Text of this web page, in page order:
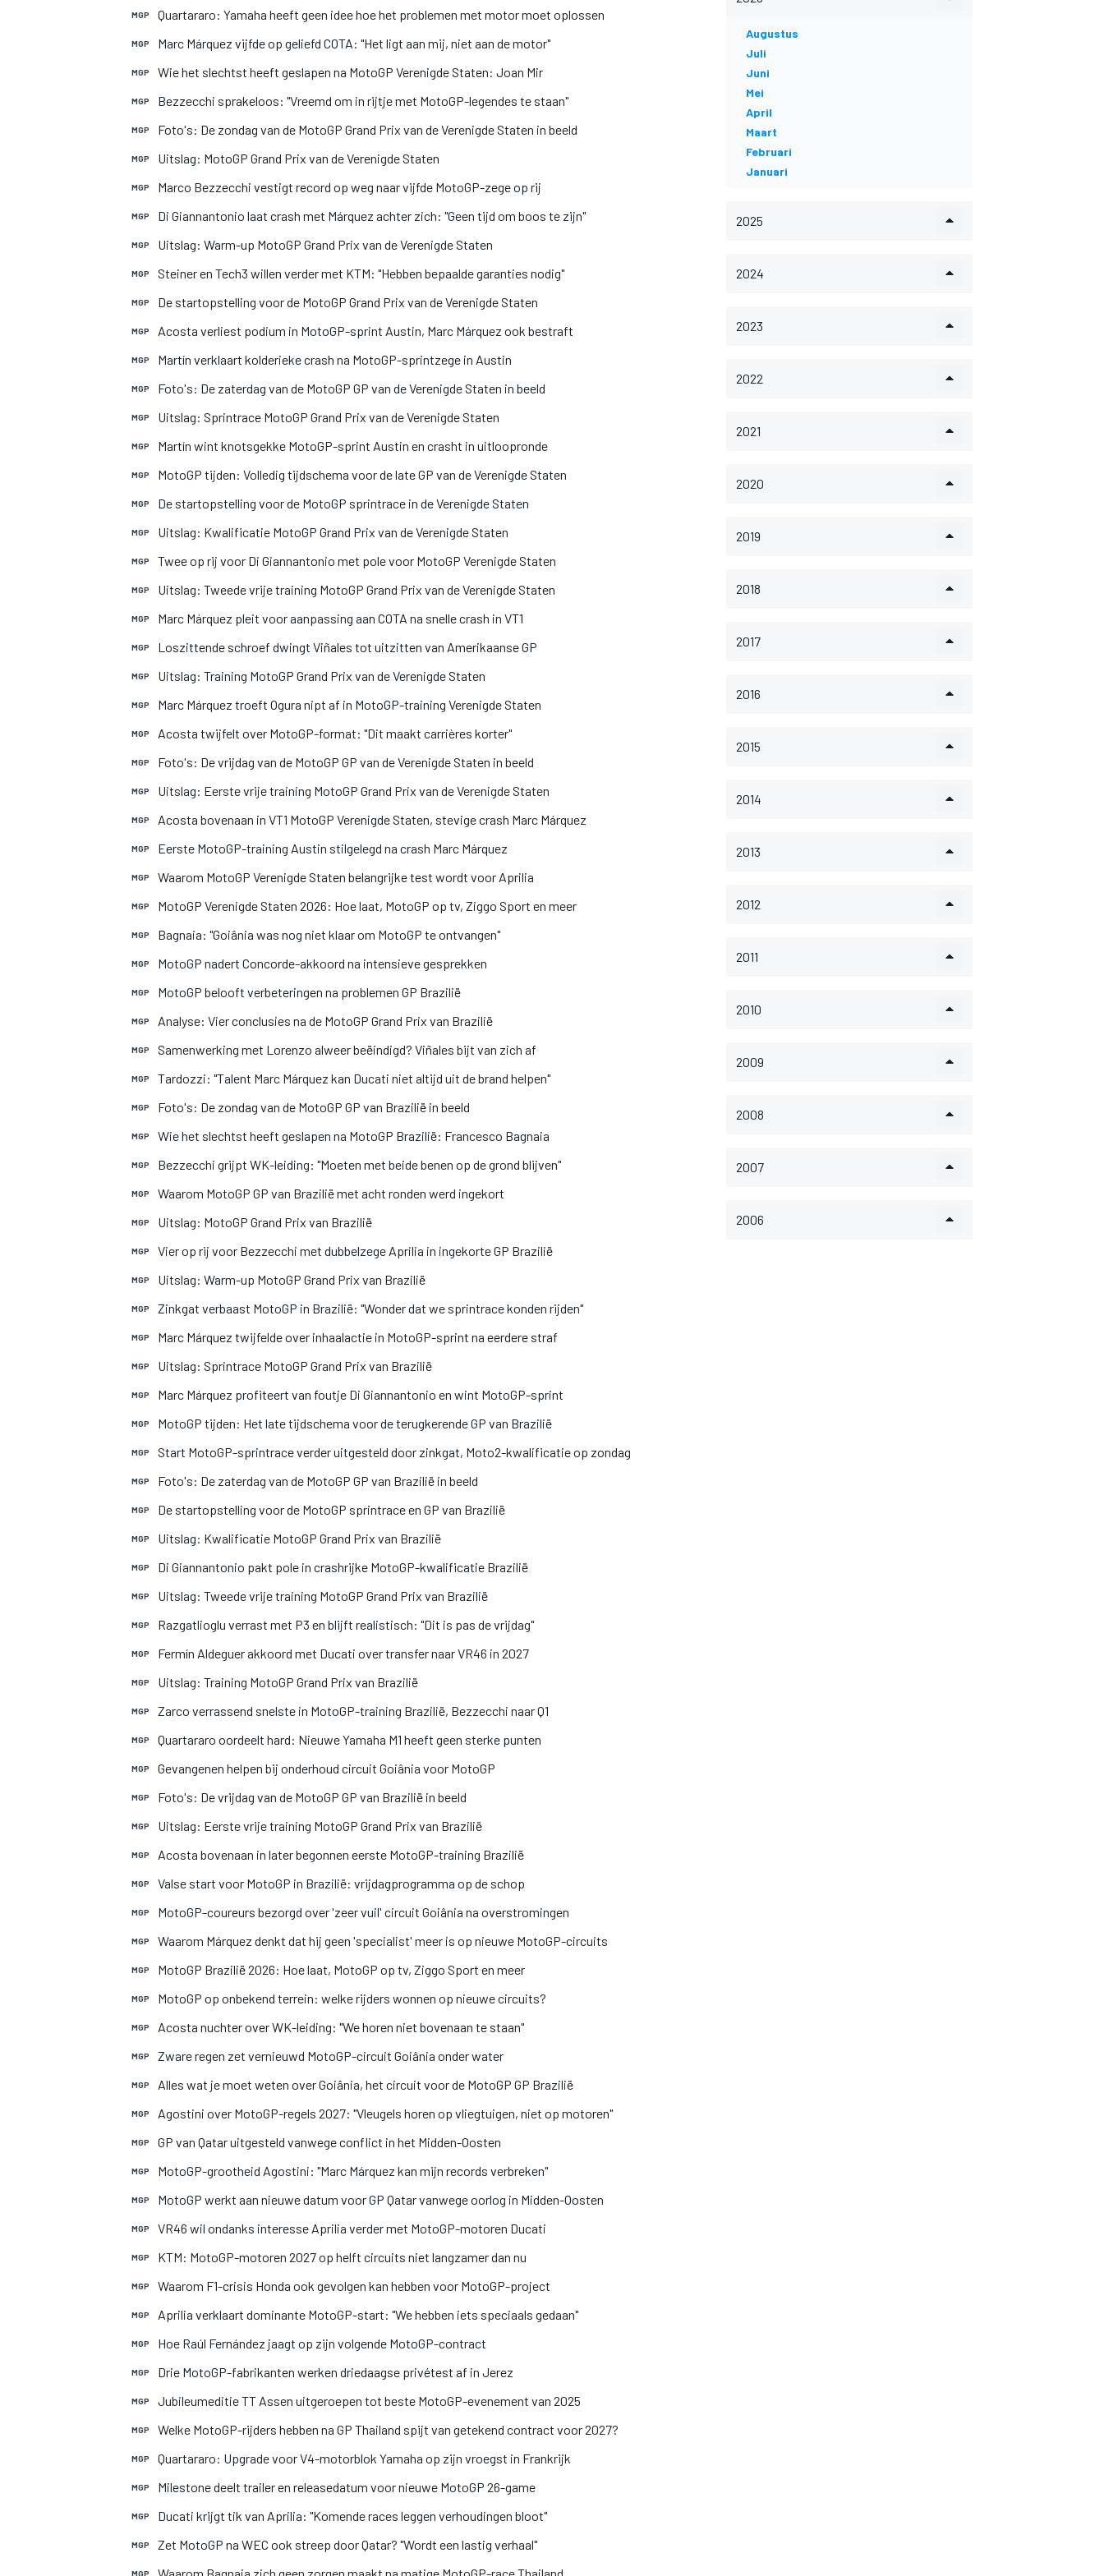
WEC DTM
MGP Quartararo: Yamaha heeft geen idee hoe het problemen met motor moet oplossen
MGP Marc Márquez vijfde op geliefd COTA: "Het ligt aan mij, niet aan de motor"
MGP Wie het slechtst heeft geslapen na MotoGP Verenigde Staten: Joan Mir
MGP Bezzecchi sprakeloos: "Vreemd om in rijtje met MotoGP-legendes te staan"
MGP Foto's: De zondag van de MotoGP Grand Prix van de Verenigde Staten in beeld
MGP Uitslag: MotoGP Grand Prix van de Verenigde Staten
MGP Marco Bezzecchi vestigt record op weg naar vijfde MotoGP-zege op rij
MGP Di Giannantonio laat crash met Márquez achter zich: "Geen tijd om boos te zijn"
MGP Uitslag: Warm-up MotoGP Grand Prix van de Verenigde Staten
MGP Steiner en Tech3 willen verder met KTM: "Hebben bepaalde garanties nodig"
MGP De startopstelling voor de MotoGP Grand Prix van de Verenigde Staten
MGP Acosta verliest podium in MotoGP-sprint Austin, Marc Márquez ook bestraft
MGP Martín verklaart kolderieke crash na MotoGP-sprintzege in Austin
MGP Foto's: De zaterdag van de MotoGP GP van de Verenigde Staten in beeld
MGP Uitslag: Sprintrace MotoGP Grand Prix van de Verenigde Staten
MGP Martín wint knotsgekke MotoGP-sprint Austin en crasht in uitloopronde
MGP MotoGP tijden: Volledig tijdschema voor de late GP van de Verenigde Staten
MGP De startopstelling voor de MotoGP sprintrace in de Verenigde Staten
MGP Uitslag: Kwalificatie MotoGP Grand Prix van de Verenigde Staten
MGP Twee op rij voor Di Giannantonio met pole voor MotoGP Verenigde Staten
MGP Uitslag: Tweede vrije training MotoGP Grand Prix van de Verenigde Staten
MGP Marc Márquez pleit voor aanpassing aan COTA na snelle crash in VT1
MGP Loszittende schroef dwingt Viñales tot uitzitten van Amerikaanse GP
MGP Uitslag: Training MotoGP Grand Prix van de Verenigde Staten
MGP Marc Márquez troeft Ogura nipt af in MotoGP-training Verenigde Staten
MGP Acosta twijfelt over MotoGP-format: "Dit maakt carrières korter"
MGP Foto's: De vrijdag van de MotoGP GP van de Verenigde Staten in beeld
MGP Uitslag: Eerste vrije training MotoGP Grand Prix van de Verenigde Staten
MGP Acosta bovenaan in VT1 MotoGP Verenigde Staten, stevige crash Marc Márquez
MGP Eerste MotoGP-training Austin stilgelegd na crash Marc Márquez
MGP Waarom MotoGP Verenigde Staten belangrijke test wordt voor Aprilia
MGP MotoGP Verenigde Staten 2026: Hoe laat, MotoGP op tv, Ziggo Sport en meer
MGP Bagnaia: "Goiânia was nog niet klaar om MotoGP te ontvangen"
MGP MotoGP nadert Concorde-akkoord na intensieve gesprekken
MGP MotoGP belooft verbeteringen na problemen GP Brazilië
MGP Analyse: Vier conclusies na de MotoGP Grand Prix van Brazilië
MGP Samenwerking met Lorenzo alweer beëindigd? Viñales bijt van zich af
MGP Tardozzi: "Talent Marc Márquez kan Ducati niet altijd uit de brand helpen"
MGP Foto's: De zondag van de MotoGP GP van Brazilië in beeld
MGP Wie het slechtst heeft geslapen na MotoGP Brazilië: Francesco Bagnaia
MGP Bezzecchi grijpt WK-leiding: "Moeten met beide benen op de grond blijven"
MGP Waarom MotoGP GP van Brazilië met acht ronden werd ingekort
MGP Uitslag: MotoGP Grand Prix van Brazilië
MGP Vier op rij voor Bezzecchi met dubbelzege Aprilia in ingekorte GP Brazilië
MGP Uitslag: Warm-up MotoGP Grand Prix van Brazilië
MGP Zinkgat verbaast MotoGP in Brazilië: "Wonder dat we sprintrace konden rijden"
MGP Marc Márquez twijfelde over inhaalactie in MotoGP-sprint na eerdere straf
MGP Uitslag: Sprintrace MotoGP Grand Prix van Brazilië
MGP Marc Márquez profiteert van foutje Di Giannantonio en wint MotoGP-sprint
MGP MotoGP tijden: Het late tijdschema voor de terugkerende GP van Brazilië
MGP Start MotoGP-sprintrace verder uitgesteld door zinkgat, Moto2-kwalificatie op zondag
MGP Foto's: De zaterdag van de MotoGP GP van Brazilië in beeld
MGP De startopstelling voor de MotoGP sprintrace en GP van Brazilië
MGP Uitslag: Kwalificatie MotoGP Grand Prix van Brazilië
MGP Di Giannantonio pakt pole in crashrijke MotoGP-kwalificatie Brazilië
MGP Uitslag: Tweede vrije training MotoGP Grand Prix van Brazilië
MGP Razgatlioglu verrast met P3 en blijft realistisch: "Dit is pas de vrijdag"
MGP Fermín Aldeguer akkoord met Ducati over transfer naar VR46 in 2027
MGP Uitslag: Training MotoGP Grand Prix van Brazilië
MGP Zarco verrassend snelste in MotoGP-training Brazilië, Bezzecchi naar Q1
MGP Quartararo oordeelt hard: Nieuwe Yamaha M1 heeft geen sterke punten
MGP Gevangenen helpen bij onderhoud circuit Goiânia voor MotoGP
MGP Foto's: De vrijdag van de MotoGP GP van Brazilië in beeld
MGP Uitslag: Eerste vrije training MotoGP Grand Prix van Brazilië
MGP Acosta bovenaan in later begonnen eerste MotoGP-training Brazilië
MGP Valse start voor MotoGP in Brazilië: vrijdagprogramma op de schop
MGP MotoGP-coureurs bezorgd over 'zeer vuil' circuit Goiânia na overstromingen
MGP Waarom Márquez denkt dat hij geen 'specialist' meer is op nieuwe MotoGP-circuits
MGP MotoGP Brazilië 2026: Hoe laat, MotoGP op tv, Ziggo Sport en meer
MGP MotoGP op onbekend terrein: welke rijders wonnen op nieuwe circuits?
MGP Acosta nuchter over WK-leiding: "We horen niet bovenaan te staan"
MGP Zware regen zet vernieuwd MotoGP-circuit Goiânia onder water
MGP Alles wat je moet weten over Goiânia, het circuit voor de MotoGP GP Brazilië
MGP Agostini over MotoGP-regels 2027: "Vleugels horen op vliegtuigen, niet op motoren"
MGP GP van Qatar uitgesteld vanwege conflict in het Midden-Oosten
MGP MotoGP-grootheid Agostini: "Marc Márquez kan mijn records verbreken"
MGP MotoGP werkt aan nieuwe datum voor GP Qatar vanwege oorlog in Midden-Oosten
MGP VR46 wil ondanks interesse Aprilia verder met MotoGP-motoren Ducati
MGP KTM: MotoGP-motoren 2027 op helft circuits niet langzamer dan nu
MGP Waarom F1-crisis Honda ook gevolgen kan hebben voor MotoGP-project
MGP Aprilia verklaart dominante MotoGP-start: "We hebben iets speciaals gedaan"
MGP Hoe Raúl Fernández jaagt op zijn volgende MotoGP-contract
MGP Drie MotoGP-fabrikanten werken driedaagse privétest af in Jerez
MGP Jubileumeditie TT Assen uitgeroepen tot beste MotoGP-evenement van 2025
MGP Welke MotoGP-rijders hebben na GP Thailand spijt van getekend contract voor 2027?
MGP Quartararo: Upgrade voor V4-motorblok Yamaha op zijn vroegst in Frankrijk
MGP Milestone deelt trailer en releasedatum voor nieuwe MotoGP 26-game
MGP Ducati krijgt tik van Aprilia: "Komende races leggen verhoudingen bloot"
MGP Zet MotoGP na WEC ook streep door Qatar? "Wordt een lastig verhaal"
MGP
Augustus
Juli
Juni
Mei
April
Maart
Februari
Januari
2025
2024
2023
2022
2021
2020
2019
2018
2017
2016
2015
2014
2013
2012
2011
2010
2009
2008
2007
2006